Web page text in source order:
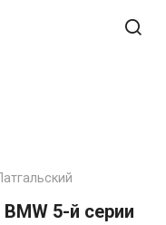
5-й серии